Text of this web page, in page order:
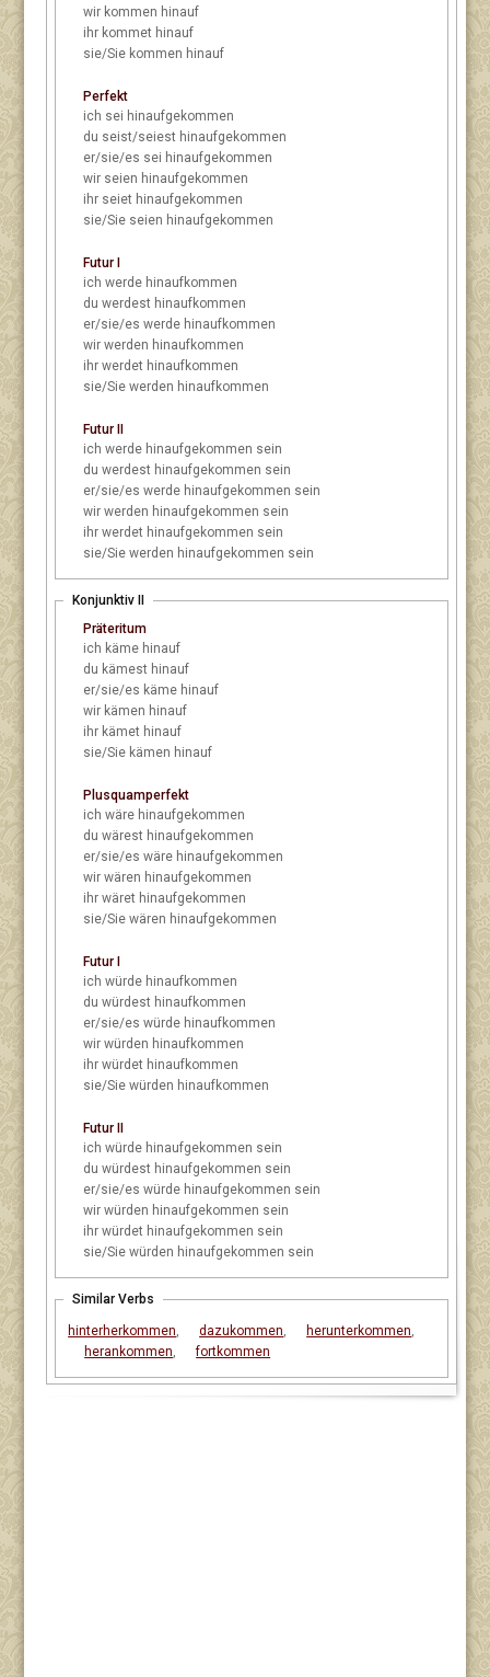
wir kommen hinauf
ihr kommet hinauf
sie/Sie kommen hinauf
Perfekt
ich sei hinaufgekommen
du seist/seiest hinaufgekommen
er/sie/es sei hinaufgekommen
wir seien hinaufgekommen
ihr seiet hinaufgekommen
sie/Sie seien hinaufgekommen
Futur I
ich werde hinaufkommen
du werdest hinaufkommen
er/sie/es werde hinaufkommen
wir werden hinaufkommen
ihr werdet hinaufkommen
sie/Sie werden hinaufkommen
Futur II
ich
werde hinaufgekommen sein
du
werdest hinaufgekommen sein
er/sie/es
werde hinaufgekommen sein
wir
werden hinaufgekommen sein
ihr
werdet hinaufgekommen sein
sie/Sie
werden hinaufgekommen sein
Konjunktiv II
Präteritum
ich käme hinauf
du kämest hinauf
er/sie/es käme hinauf
wir kämen hinauf
ihr kämet hinauf
sie/Sie kämen hinauf
Plusquamperfekt
ich wäre hinaufgekommen
du wärest hinaufgekommen
er/sie/es wäre hinaufgekommen
wir wären hinaufgekommen
ihr wäret hinaufgekommen
sie/Sie wären hinaufgekommen
Futur I
ich würde hinaufkommen
du würdest hinaufkommen
er/sie/es würde hinaufkommen
wir würden hinaufkommen
ihr würdet hinaufkommen
sie/Sie würden hinaufkommen
Futur II
ich
würde hinaufgekommen sein
du
würdest hinaufgekommen sein
er/sie/es
würde hinaufgekommen sein
wir
würden hinaufgekommen sein
ihr
würdet hinaufgekommen sein
sie/Sie
würden hinaufgekommen sein
Similar Verbs
hinterherkommen, dazukommen, herunterkommen,
herankommen, fortkommen